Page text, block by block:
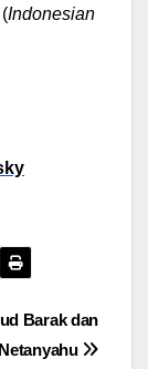
(Indonesian
Barak dan
Netanyahu